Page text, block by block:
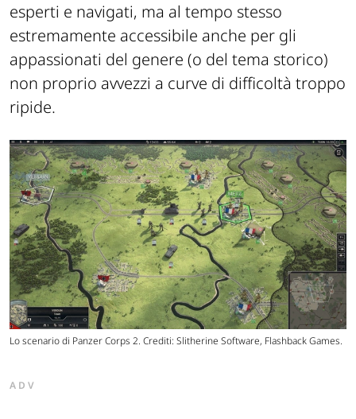
esperti e navigati, ma al tempo stesso
estremamente accessibile anche per gli
appassionati del genere (o del tema storico)
non proprio avvezzi a curve di difficoltà troppo
ripide.
Lo scenario di Panzer Corps 2. Crediti: Slitherine Software, Flashback Games.
ADV